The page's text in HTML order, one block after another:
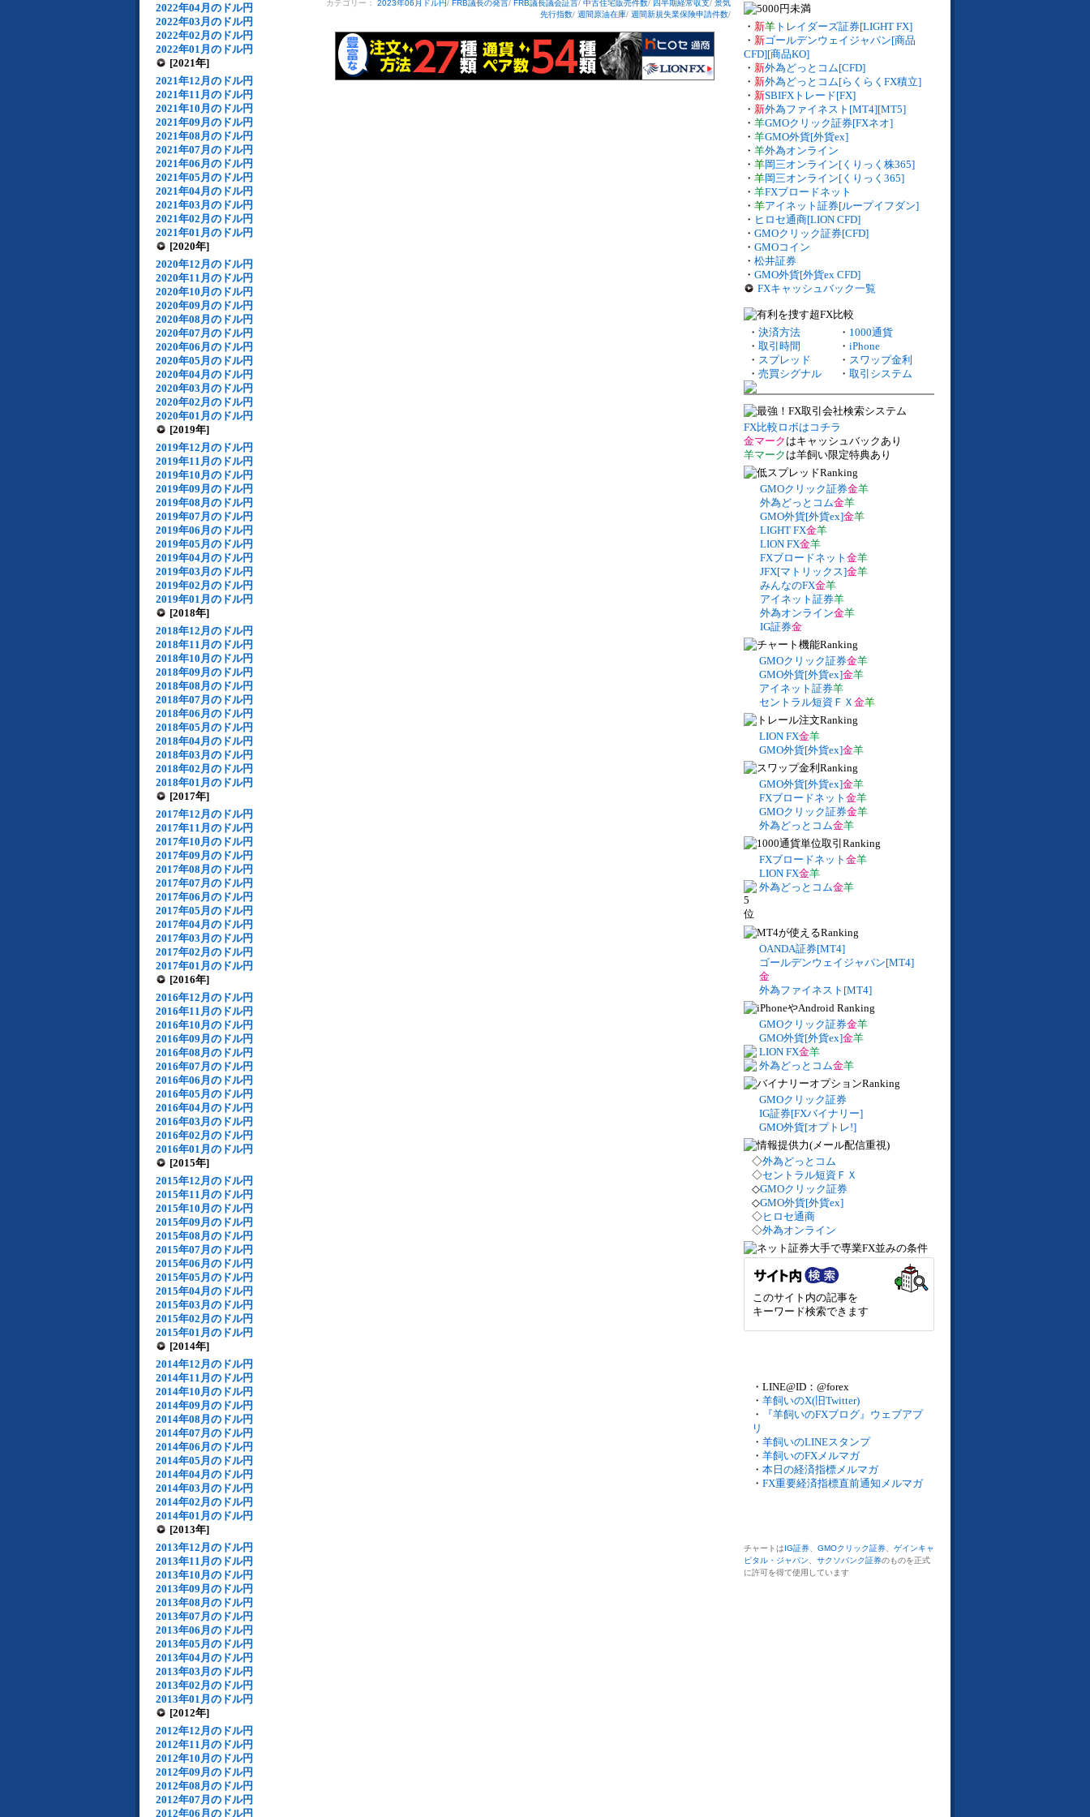
2022年04月のドル円
2022年03月のドル円
2022年02月のドル円
2022年01月のドル円
[2021年]
2021年12月のドル円
2021年11月のドル円
2021年10月のドル円
2021年09月のドル円
2021年08月のドル円
2021年07月のドル円
2021年06月のドル円
2021年05月のドル円
2021年04月のドル円
2021年03月のドル円
2021年02月のドル円
2021年01月のドル円
[2020年]
2020年12月のドル円
2020年11月のドル円
2020年10月のドル円
2020年09月のドル円
2020年08月のドル円
2020年07月のドル円
2020年06月のドル円
2020年05月のドル円
2020年04月のドル円
2020年03月のドル円
2020年02月のドル円
2020年01月のドル円
[2019年]
2019年12月のドル円
2019年11月のドル円
2019年10月のドル円
2019年09月のドル円
2019年08月のドル円
2019年07月のドル円
2019年06月のドル円
2019年05月のドル円
2019年04月のドル円
2019年03月のドル円
2019年02月のドル円
2019年01月のドル円
[2018年]
2018年12月のドル円
2018年11月のドル円
2018年10月のドル円
2018年09月のドル円
2018年08月のドル円
2018年07月のドル円
2018年06月のドル円
2018年05月のドル円
2018年04月のドル円
2018年03月のドル円
2018年02月のドル円
2018年01月のドル円
[2017年]
2017年12月のドル円
2017年11月のドル円
2017年10月のドル円
2017年09月のドル円
2017年08月のドル円
2017年07月のドル円
2017年06月のドル円
2017年05月のドル円
2017年04月のドル円
2017年03月のドル円
2017年02月のドル円
2017年01月のドル円
[2016年]
2016年12月のドル円
2016年11月のドル円
2016年10月のドル円
2016年09月のドル円
2016年08月のドル円
2016年07月のドル円
2016年06月のドル円
2016年05月のドル円
2016年04月のドル円
2016年03月のドル円
2016年02月のドル円
2016年01月のドル円
[2015年]
2015年12月のドル円
2015年11月のドル円
2015年10月のドル円
2015年09月のドル円
2015年08月のドル円
2015年07月のドル円
2015年06月のドル円
2015年05月のドル円
2015年04月のドル円
2015年03月のドル円
2015年02月のドル円
2015年01月のドル円
[2014年]
2014年12月のドル円
2014年11月のドル円
2014年10月のドル円
2014年09月のドル円
2014年08月のドル円
2014年07月のドル円
2014年06月のドル円
2014年05月のドル円
2014年04月のドル円
2014年03月のドル円
2014年02月のドル円
2014年01月のドル円
[2013年]
2013年12月のドル円
2013年11月のドル円
2013年10月のドル円
2013年09月のドル円
2013年08月のドル円
2013年07月のドル円
2013年06月のドル円
2013年05月のドル円
2013年04月のドル円
2013年03月のドル円
2013年02月のドル円
2013年01月のドル円
[2012年]
2012年12月のドル円
2012年11月のドル円
2012年10月のドル円
2012年09月のドル円
2012年08月のドル円
2012年07月のドル円
2012年06月のドル円
カテゴリー： 2023年06月ドル円/ FRB議長の発言/ FRB議長議会証言/ 中古住宅販売件数/ 四半期経常収支/ 景気
先行指数/ 週間原油在庫/ 週間新規失業保険申請件数/
・ 新羊 トレイダーズ証券[LIGHT FX]
・ 新ゴールデンウェイジャパン[商品
CFD][商品KO]
・ 新外為どっとコム[CFD]
・ 新外為どっとコム[らくらくFX積立]
・ 新SBIFXトレード[FX]
・ 新外為ファイネスト[MT4][MT5]
・ 羊GMOクリック証券[FXネオ]
・ 羊GMO外貨[外貨ex]
・ 羊外為オンライン
・ 羊岡三オンライン[くりっく株365]
・ 羊岡三オンライン[くりっく365]
・ 羊FXブロードネット
・ 羊アイネット証券[ループイフダン]
・ ヒロセ通商[LION CFD]
・ GMOクリック証券[CFD]
・ GMOコイン
・ 松井証券
・ GMO外貨[外貨ex CFD]
FXキャッシュバック一覧
・ 決済方法 ・ 1000通貨
・ 取引時間 ・ iPhone
・ スプレッド ・ スワップ金利
・ 売買シグナル ・ 取引システム
FX比較ロボはコチラ
金マーク はキャッシュバックあり
羊マーク は羊飼い限定特典あり
GMOクリック証券金羊
外為どっとコム金羊
GMO外貨[外貨ex]金羊
LIGHT FX金羊
LION FX金羊
FXブロードネット 金羊
JFX[マトリックス]金羊
みんなのFX金羊
アイネット証券羊
外為オンライン金羊
IG証券金
GMOクリック証券金羊
GMO外貨[外貨ex]金羊
アイネット証券羊
セントラル短資ＦＸ 金羊
LION FX金羊
GMO外貨[外貨ex]金羊
GMO外貨[外貨ex]金羊
FXブロードネット 金羊
GMOクリック証券金羊
外為どっとコム金羊
FXブロードネット 金羊
LION FX金羊
外為どっとコム金羊
OANDA証券[MT4]
ゴールデンウェイジャパン[MT4]
金
外為ファイネスト[MT4]
GMOクリック証券金羊
GMO外貨[外貨ex]金羊
LION FX金羊
外為どっとコム金羊
GMOクリック証券
IG証券[FXバイナリー]
GMO外貨[オプトレ!]
◇外為どっとコム
◇セントラル短資ＦＸ
◇GMOクリック証券
◇GMO外貨[外貨ex]
◇ヒロセ通商
◇外為オンライン
このサイト内の記事を
キーワード検索できます
・LINE@ID：@forex
・ 羊飼いのX(旧Twitter)
・
『羊飼いのFXブログ』ウェブアプ
リ
・ 羊飼いのLINEスタンプ
・ 羊飼いのFXメルマガ
・ 本日の経済指標メルマガ
・ FX重要経済指標直前通知メルマガ
チャートはIG証券 GMOクリック証券
ゲインキャ
ピタル・ジャパン
サクソバンク証券のものを正式
に許可を得て使用しています